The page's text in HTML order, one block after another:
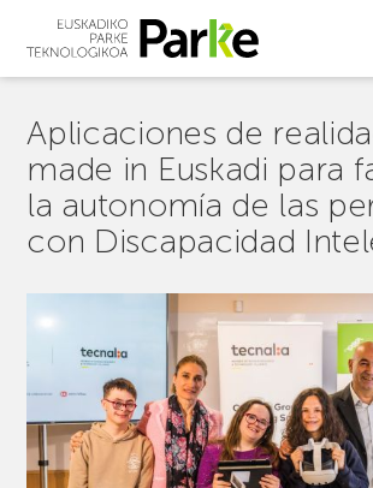
Aplicaciones de
made in Euskadi para
la autonomía de las
con Discapacidad